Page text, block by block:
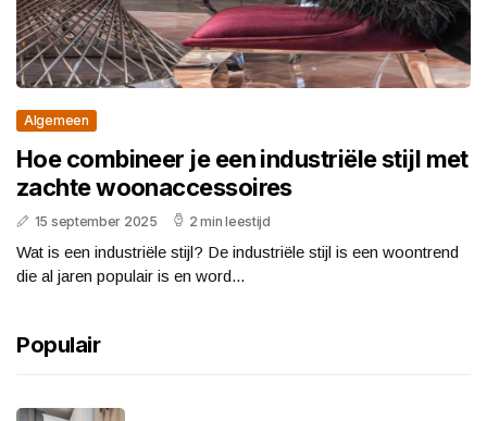
Algemeen
Hoe combineer je een industriële stijl met
zachte woonaccessoires
15 september 2025 2 min leestijd
Wat is een industriële stijl? De industriële stijl is een woontrend
die al jaren populair is en word...
Populair